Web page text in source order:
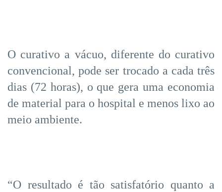
O curativo a vácuo, diferente do curativo
convencional, pode ser trocado a cada três
dias (72 horas), o que gera uma economia
de material para o hospital e menos lixo ao
meio ambiente.
“O resultado é tão satisfatório quanto a